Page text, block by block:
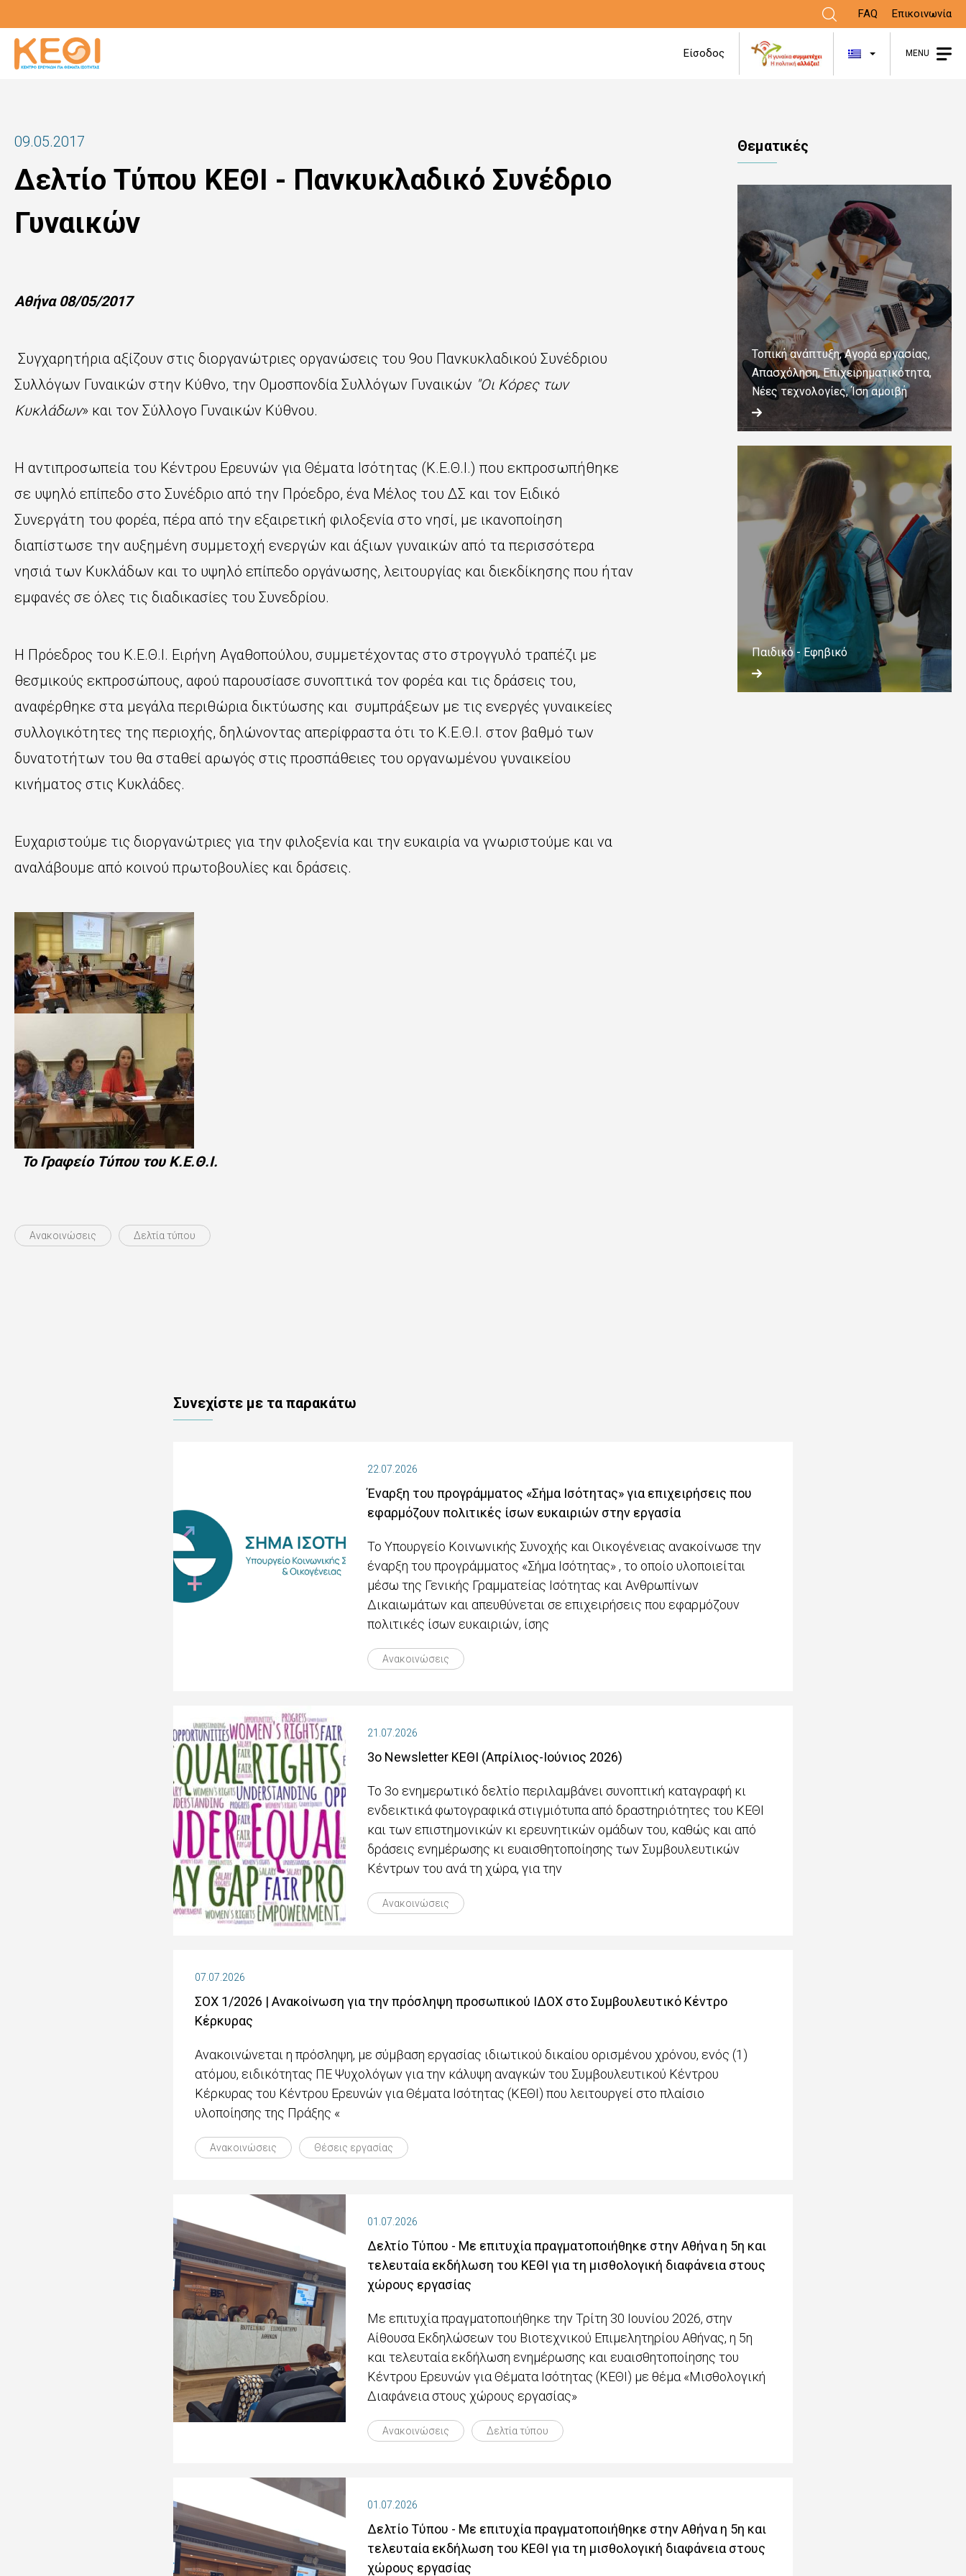
προς
το
FAQ Επικοινωνία
Είσοδος ΛίσταMENU
09.05.2017
Δελτίο Τύπου ΚΕΘΙ - Πανκυκλαδικό Συνέδριο
Γυναικών
Αθήνα 08/05/2017
Συγχαρητήρια αξίζουν στις διοργανώτριες οργανώσεις του 9ου Πανκυκλαδικού Συνέδριου
Συλλόγων Γυναικών στην Κύθνο, την Ομοσπονδία Συλλόγων Γυναικών "Οι Κόρες των
Κυκλάδων» και τον Σύλλογο Γυναικών Κύθνου.
Η αντιπροσωπεία του Κέντρου Ερευνών για Θέματα Ισότητας (Κ.Ε.Θ.Ι.) που εκπροσωπήθηκε
σε υψηλό επίπεδο στο Συνέδριο από την Πρόεδρο, ένα Μέλος του ΔΣ και τον Ειδικό
Συνεργάτη του φορέα, πέρα από την εξαιρετική φιλοξενία στο νησί, με ικανοποίηση
διαπίστωσε την αυξημένη συμμετοχή ενεργών και άξιων γυναικών από τα περισσότερα
νησιά των Κυκλάδων και το υψηλό επίπεδο οργάνωσης, λειτουργίας και διεκδίκησης που ήταν
εμφανές σε όλες τις διαδικασίες του Συνεδρίου.
Η Πρόεδρος του Κ.Ε.Θ.Ι. Ειρήνη Αγαθοπούλου, συμμετέχοντας στο στρογγυλό τραπέζι με
θεσμικούς εκπροσώπους, αφού παρουσίασε συνοπτικά τον φορέα και τις δράσεις του,
αναφέρθηκε στα μεγάλα περιθώρια δικτύωσης και συμπράξεων με τις ενεργές γυναικείες
συλλογικότητες της περιοχής, δηλώνοντας απερίφραστα ότι το Κ.Ε.Θ.Ι. στον βαθμό των
δυνατοτήτων του θα σταθεί αρωγός στις προσπάθειες του οργανωμένου γυναικείου
κινήματος στις Κυκλάδες.
Ευχαριστούμε τις διοργανώτριες για την φιλοξενία και την ευκαιρία να γνωριστούμε και να
αναλάβουμε από κοινού πρωτοβουλίες και δράσεις.
Το Γραφείο Τύπου του Κ.Ε.Θ.Ι.
Ανακοινώσεις Δελτία τύπου
Θεματικές
Τοπική ανάπτυξη, Αγορά εργασίας,
Απασχόληση, Επιχειρηματικότητα,
Νέες τεχνολογίες, Ίση αμοιβή
Παιδικό - Εφηβικό
Συνεχίστε με τα παρακάτω
22.07.2026
Έναρξη του προγράμματος «Σήμα Ισότητας» για επιχειρήσεις που
εφαρμόζουν πολιτικές ίσων ευκαιριών στην εργασία
Το Υπουργείο Κοινωνικής Συνοχής και Οικογένειας ανακοίνωσε την
έναρξη του προγράμματος «Σήμα Ισότητας» , το οποίο υλοποιείται
μέσω της Γενικής Γραμματείας Ισότητας και Ανθρωπίνων
Δικαιωμάτων και απευθύνεται σε επιχειρήσεις που εφαρμόζουν
πολιτικές ίσων ευκαιριών, ίσης
Ανακοινώσεις
21.07.2026
3ο Newsletter ΚΕΘΙ (Απρίλιος-Ιούνιος 2026)
Το 3ο ενημερωτικό δελτίο περιλαμβάνει συνοπτική καταγραφή κι
ενδεικτικά φωτογραφικά στιγμιότυπα από δραστηριότητες του ΚΕΘΙ
και των επιστημονικών κι ερευνητικών ομάδων του, καθώς και από
δράσεις ενημέρωσης κι ευαισθητοποίησης των Συμβουλευτικών
Κέντρων του ανά τη χώρα, για την
Ανακοινώσεις
07.07.2026
ΣΟΧ 1/2026 | Ανακοίνωση για την πρόσληψη προσωπικού ΙΔΟΧ στο Συμβουλευτικό Κέντρο
Κέρκυρας
Ανακοινώνεται η πρόσληψη, με σύμβαση εργασίας ιδιωτικού δικαίου ορισμένου χρόνου, ενός (1)
ατόμου, ειδικότητας ΠΕ Ψυχολόγων για την κάλυψη αναγκών του Συμβουλευτικού Κέντρου
Κέρκυρας του Κέντρου Ερευνών για Θέματα Ισότητας (ΚΕΘΙ) που λειτουργεί στο πλαίσιο
υλοποίησης της Πράξης «
Ανακοινώσεις Θέσεις εργασίας
01.07.2026
Δελτίο Τύπου - Με επιτυχία πραγματοποιήθηκε στην Αθήνα η 5η και
τελευταία εκδήλωση του ΚΕΘΙ για τη μισθολογική διαφάνεια στους
χώρους εργασίας
Με επιτυχία πραγματοποιήθηκε την Τρίτη 30 Ιουνίου 2026, στην
Αίθουσα Εκδηλώσεων του Βιοτεχνικού Επιμελητηρίου Αθήνας, η 5η
και τελευταία εκδήλωση ενημέρωσης και ευαισθητοποίησης του
Κέντρου Ερευνών για Θέματα Ισότητας (ΚΕΘΙ) με θέμα «Μισθολογική
Διαφάνεια στους χώρους εργασίας»
Ανακοινώσεις Δελτία τύπου
01.07.2026
Δελτίο Τύπου - Με επιτυχία πραγματοποιήθηκε στην Αθήνα η 5η και
τελευταία εκδήλωση του ΚΕΘΙ για τη μισθολογική διαφάνεια στους
χώρους εργασίας